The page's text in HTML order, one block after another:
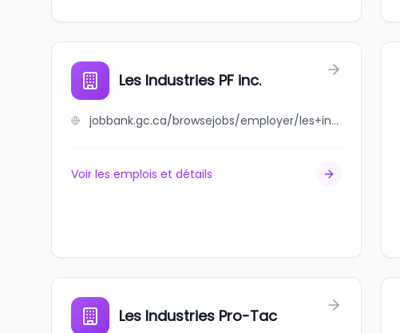
Les Industries PF inc.
jobbank.gc.ca/browsejobs/employer/les+industries+pf+inc./ca
Voir les emplois et détails
Les Industries Pro-Tac